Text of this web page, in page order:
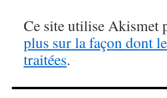
Ce site utilise Akismet
plus sur la façon dont
traitées.